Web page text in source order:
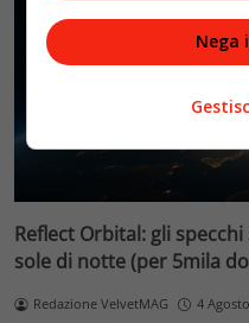
Reflect Orbital: gli
sole di notte (per 5mila
Redazione VelvetMAG 4
Nega